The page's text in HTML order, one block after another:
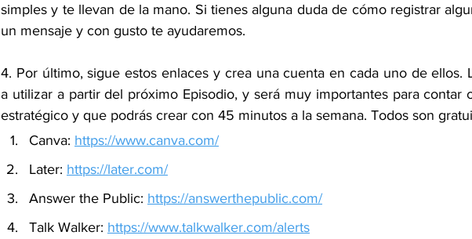
simples y te llevan de la mano. Si tienes alguna duda de cómo registrar
un mensaje y con gusto te ayudaremos.
4. Por último, sigue estos enlaces y crea una cuenta en cada uno de ellos.
a utilizar a partir del próximo Episodio, y será muy importantes para contar
estratégico y que podrás crear con 45 minutos a la semana. Todos son
Canva: https://www.canva.com/
Later: https://later.com/
Answer the Public: https://answerthepublic.com/
Talk Walker: https://www.talkwalker.com/alerts